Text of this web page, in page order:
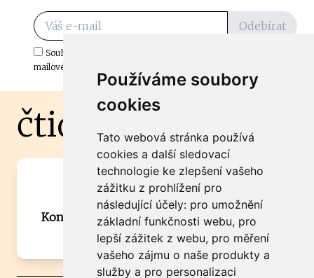
Používáme soubory
cookies
Tato webová stránka používá
cookies a další sledovací
technologie ke zlepšení vašeho
zážitku z prohlížení pro
následující účely: pro umožnění
základní funkčnosti webu, pro
lepší zážitek z webu, pro měření
vašeho zájmu o naše produkty a
služby a pro personalizaci
Odebírat
Souhlasím s odběrem důležitých zpráv ze ČtiDoma.cz do mé e-
mailové schránky.
čtidoma.cz
Máte zajímavou informaci? Chcete
spolupracovat?
Kontaktujte šéfredaktora Martina Chalupu:
chalupa@ctidoma.cz